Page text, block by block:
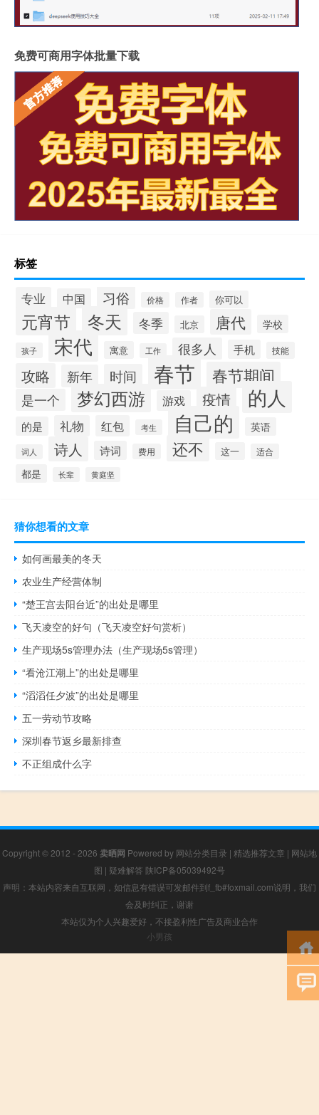
免费可商用字体批量下载
标签
专业 中国 习俗 价格 作者 你可以
元宵节 冬天 冬季 北京 唐代 学校
孩子 宋代 寓意 工作 很多人 手机 技能
攻略 新年 时间 春节 春节期间
是一个 梦幻西游 游戏 疫情 的人
的是 礼物 红包 考生 自己的 英语
词人 诗人 诗词 费用 还不 这一 适合
都是 长辈 黄庭坚
猜你想看的文章
如何画最美的冬天
农业生产经营体制
“楚王宫去阳台近”的出处是哪里
飞天凌空的好句（飞天凌空好句赏析）
生产现场5s管理办法（生产现场5s管理）
“看沧江潮上”的出处是哪里
“滔滔任夕波”的出处是哪里
五一劳动节攻略
深圳春节返乡最新排查
不正组成什么字
Copyright © 2012 - 2026 卖晒网 Powered by 网站分类目录 | 精选推荐文章 | 网站地
图 | 疑难解答 陕ICP备05039492号
声明：本站内容来自互联网，如信息有错误可发邮件到f_fb#foxmail.com说明，我们
会及时纠正，谢谢
本站仅为个人兴趣爱好，不接盈利性广告及商业合作
小男孩